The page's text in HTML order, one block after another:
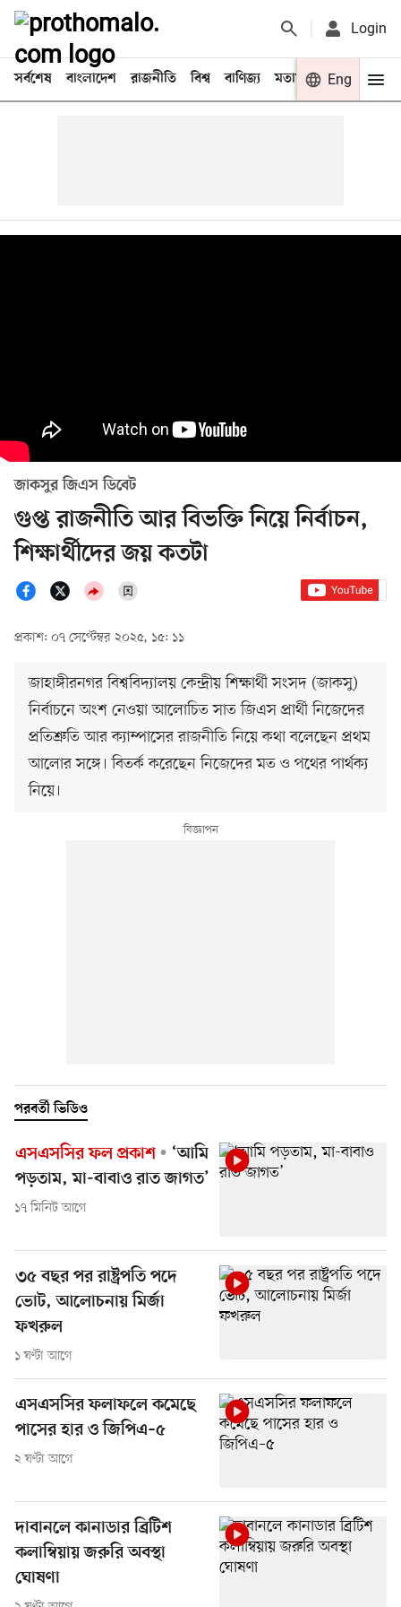
Login
সর্বশেষ বাংলাদেশ রাজনীতি বিশ্ব বাণিজ্য মতামত খেলা
Eng
জাকসুর জিএস ডিবেট
গুপ্ত রাজনীতি আর বিভক্তি নিয়ে নির্বাচন,
শিক্ষার্থীদের জয় কতটা
প্রকাশ: ০৭ সেপ্টেম্বর ২০২৫, ১৫: ১১
জাহাঙ্গীরনগর বিশ্ববিদ্যালয় কেন্দ্রীয় শিক্ষার্থী সংসদ (জাকসু)
নির্বাচনে অংশ নেওয়া আলোচিত সাত জিএস প্রার্থী নিজেদের
প্রতিশ্রুতি আর ক্যাম্পাসের রাজনীতি নিয়ে কথা বলেছেন প্রথম
আলোর সঙ্গে। বিতর্ক করেছেন নিজেদের মত ও পথের পার্থক্য
নিয়ে।
পরবর্তী ভিডিও
এসএসসির ফল প্রকাশ
‘আমি
পড়তাম, মা-বাবাও রাত জাগত’
১৭ মিনিট আগে
৩৫ বছর পর রাষ্ট্রপতি পদে
ভোট, আলোচনায় মির্জা
ফখরুল
১ ঘণ্টা আগে
এসএসসির ফলাফলে কমেছে
পাসের হার ও জিপিএ–৫
২ ঘণ্টা আগে
দাবানলে কানাডার ব্রিটিশ
কলাম্বিয়ায় জরুরি অবস্থা
ঘোষণা